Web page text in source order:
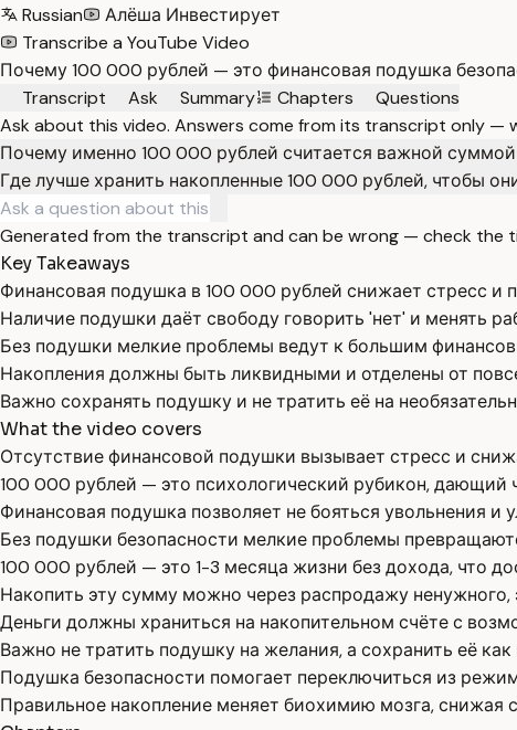
Russian
Алёша Инвестирует
Transcribe a YouTube Video
Почему 100 000 рублей — это финансовая подушка
Transcript
Ask Summary Chapters
Questions
Ask about this video. Answers come from its transcript only —
Почему именно 100 000 рублей считается важной
Где лучше хранить накопленные 100 000 рублей, чтобы
Generated from the transcript and can be wrong — check the
Key Takeaways
Финансовая подушка в 100 000 рублей снижает стресс и
Наличие подушки даёт свободу говорить 'нет' и менять
Без подушки мелкие проблемы ведут к большим
Накопления должны быть ликвидными и отделены от
Важно сохранять подушку и не тратить её на
What the video covers
Отсутствие финансовой подушки вызывает стресс и
100 000 рублей — это психологический рубикон, дающий
Финансовая подушка позволяет не бояться увольнения и
Без подушки безопасности мелкие проблемы
100 000 рублей — это 1-3 месяца жизни без дохода, что
Накопить эту сумму можно через распродажу
Деньги должны храниться на накопительном счёте с
Важно не тратить подушку на желания, а сохранить её
Подушка безопасности помогает переключиться из
Правильное накопление меняет биохимию мозга, снижая